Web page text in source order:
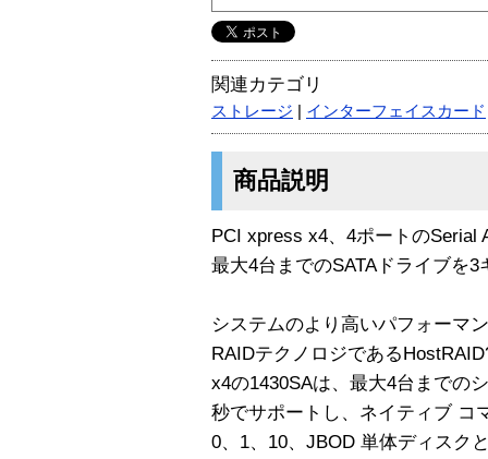
関連カテゴリ
ストレージ インターフェイスカード
商品説明
PCI xpress x4、4ポートの
最大4台までのSATAドライブを
システムのより高いパフォーマ
RAIDテクノロジである
x4の1430SAは、最大4台までの
秒でサポートし、ネイティブ コ
0、1、10、JBOD 単体ディスク